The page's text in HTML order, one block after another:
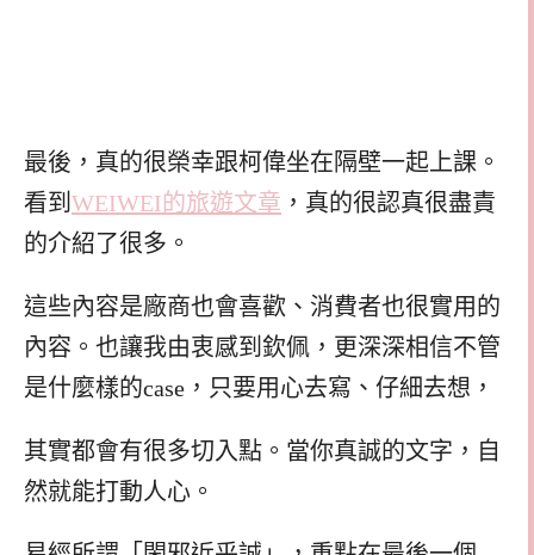
最後，真的很榮幸跟柯偉坐在隔壁一起上課。
看到 WEIWEI的旅遊文章 ，真的很認真很盡責
的介紹了很多。
這些內容是廠商也會喜歡、消費者也很實用的
內容。也讓我由衷感到欽佩，更深深相信不管
是什麼樣的case，只要用心去寫、仔細去想，
其實都會有很多切入點。當你真誠的文字，自
然就能打動人心。